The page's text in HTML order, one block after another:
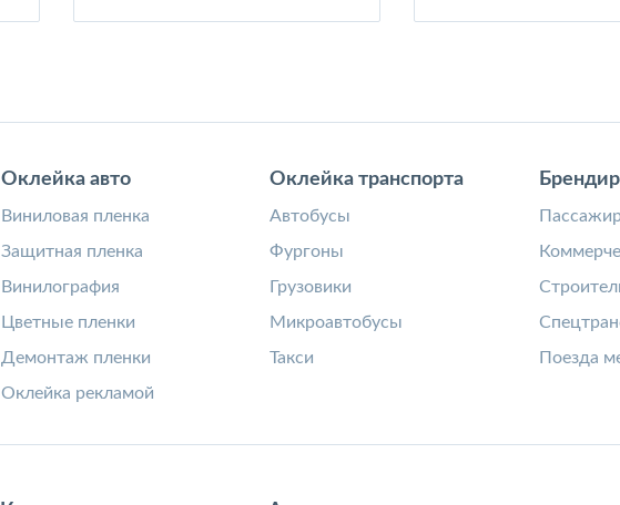
Оклейка авто
Виниловая пленка
Защитная пленка
Винилография
Цветные пленки
Демонтаж пленки
Оклейка рекламой
Оклейка транспорта
Автобусы
Фургоны
Грузовики
Микроавтобусы
Такси
Поезда